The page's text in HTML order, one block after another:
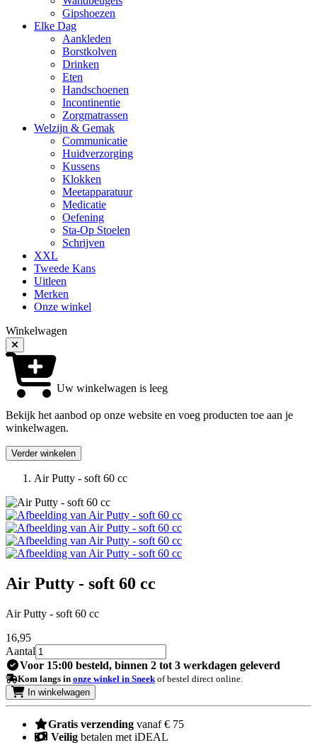
Gipshoezen
Elke Dag
Aankleden
Borstkolven
Drinken
Eten
Handschoenen
Incontinentie
Zorgmatrassen
Welzijn & Gemak
Communicatie
Huidverzorging
Kussens
Klokken
Meetapparatuur
Medicatie
Oefening
Sta-Op Stoelen
Schrijven
XXL
Tweede Kans
Uitleen
Merken
Onze winkel
Winkelwagen
Uw winkelwagen is leeg
Bekijk het aanbod op onze website en voeg producten toe aan je
winkelwagen.
Verder winkelen
Air Putty - soft 60 cc
Air Putty - soft 60 cc
Air Putty - soft 60 cc
16,95
Aantal
Voor 15:00 besteld, binnen 2 tot 3 werkdagen geleverd
Kom langs in onze winkel in Sneekof bestel direct online.
In winkelwagen
Gratis verzending vanaf € 75
Veilig betalen met iDEAL